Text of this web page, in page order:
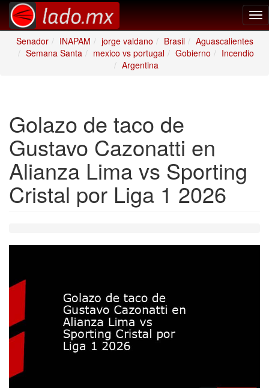
Senador
INAPAM jorge valdano Brasil
Aguascalientes
Semana Santa
mexico vs portugal Gobierno
Incendio
Argentina
Golazo de taco de
Gustavo Cazonatti en
Alianza Lima vs Sporting
Cristal por Liga 1 2026